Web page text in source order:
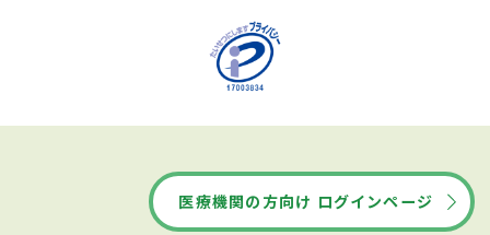
医療機関の方向け ログインページ